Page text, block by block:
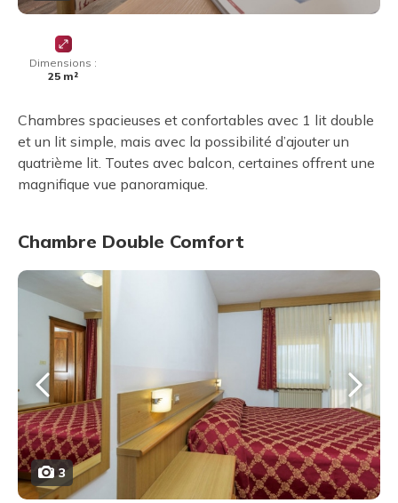
Dimensions :
25 m²
Chambres spacieuses et confortables avec 1 lit double
et un lit simple, mais avec la possibilité d’ajouter un
quatrième lit. Toutes avec balcon, certaines offrent une
magnifique vue panoramique.
Chambre Double Comfort
3